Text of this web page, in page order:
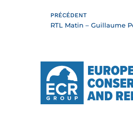
PRÉCÉDENT
RTL Matin – Guillaume